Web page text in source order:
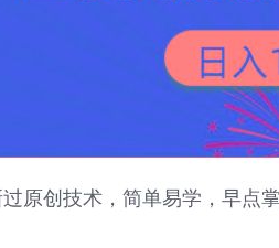
原创技术，简单易学，早点